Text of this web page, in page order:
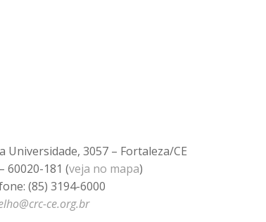
Universidade, 3057 – Fortaleza/CE
60020-181 (veja no mapa)
(85) 3194-6000
ce.org.br